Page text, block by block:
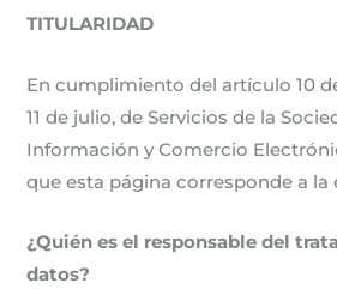
TITULARIDAD
En cumplimiento del artículo 10
11 de julio, de Servicios de la
Información y Comercio
que esta página corresponde a la
¿Quién es el responsable del
datos?